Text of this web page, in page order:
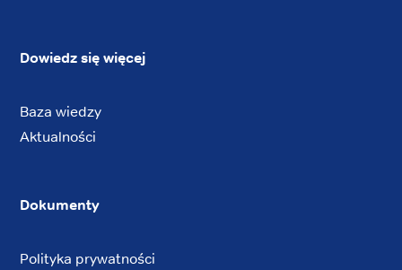
Dowiedz się więcej
Baza wiedzy
Aktualności
Dokumenty
Polityka prywatności